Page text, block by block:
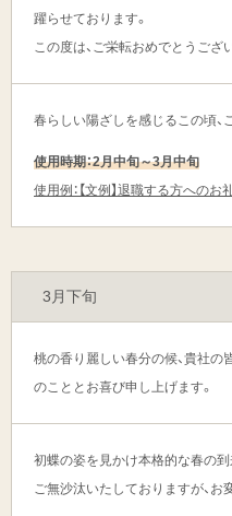
躍らせております。
この度は、ご栄転おめでとうござ
春らしい陽ざしを感じるこの頃、
使用時期：2月中旬～3月中旬
使用例：【文例】退職する方へのお
3月下旬
桃の香り麗しい春分の候、貴社の
のこととお喜び申し上げます。
初蝶の姿を見かけ本格的な春の
ご無沙汰いたしておりますが、お